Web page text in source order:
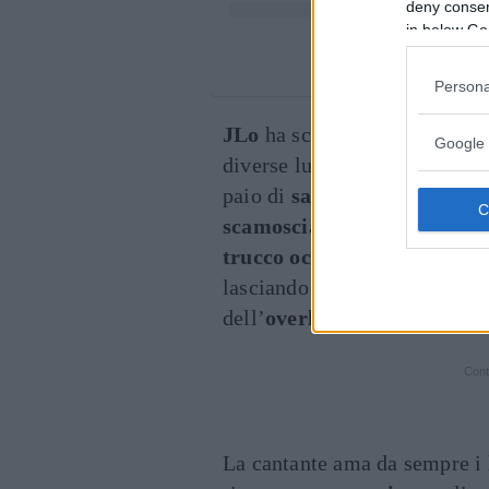
deny
in below
Google
JLo ha scelto di completare
diverse lunghezze, tutte in
paio di sandali DSW con
scamosciata
sui tonineutri.
trucco occhi
con eyeliner
lasciando le
e
dell’overlining.
La cantante ama da sempre i